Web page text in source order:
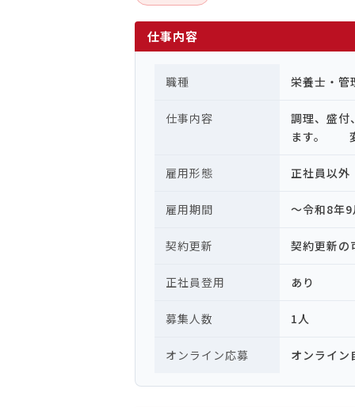
仕事内容
職種 栄養士・管
仕事内容
調理、盛
ます。
雇用形態 正社員以外
雇用期間 ～令和8年
契約更新 契約更新
正社員登用 あり
募集人数 1人
オンライン応募 オンライン